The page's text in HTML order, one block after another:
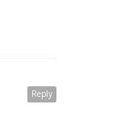
Reply